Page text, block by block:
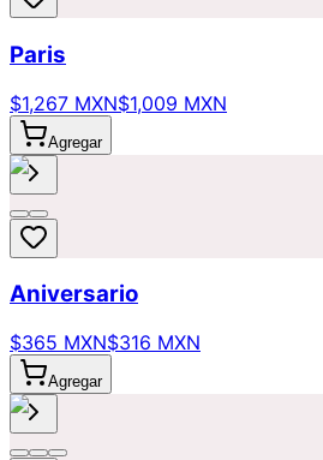
Paris
$1,267 MXN$1,009 MXN
Agregar
Aniversario
$365 MXN$316 MXN
Agregar